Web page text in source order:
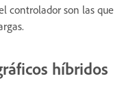
controlador son las que
híbridos